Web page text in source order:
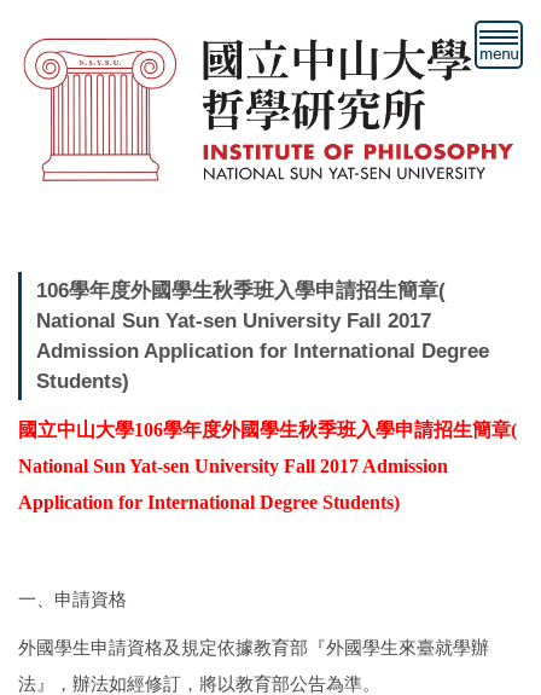
到
主
106學年度外國學生秋季班入學申請招生簡章(
National Sun Yat-sen University Fall 2017
Admission Application for International Degree
Students)
國立中山大學106學年度外國學生秋季班入學申請招生簡章(
National Sun Yat-sen University Fall 2017 Admission
Application for International Degree Students)
一、申請資格
外國學生申請資格及規定依據教育部『外國學生來臺就學辦
法』，辦法如經修訂，將以教育部公告為準。